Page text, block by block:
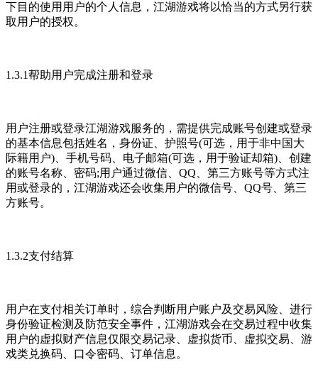
下目的使用用户的个人信息，江湖游戏将以恰当的方式另行获
取用户的授权。
1.3.1帮助用户完成注册和登录
用户注册或登录江湖游戏服务的，需提供完成账号创建或登录
的基本信息包括姓名，身份证、护照号(可选，用于非中国大
际籍用户)、手机号码、电子邮箱(可选，用于验证却箱)、创建
的账号名称、密码;用户通过微信、QQ、第三方账号等方式注
用或登录的，江湖游戏还会收集用户的微信号、QQ号、第三
方账号。
1.3.2支付结算
用户在支付相关订单时，综合判断用户账户及交易风险、进行
身份验证检测及防范安全事件，江湖游戏会在交易过程中收集
用户的虚拟财产信息仅限交易记录、虚拟货币、虚拟交易、游
戏类兑换码、口令密码、订单信息。